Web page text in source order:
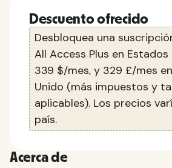
Descuento ofrecido
Desbloquea una
All Access Plus en
339 $/mes, y 329 £/mes
Unido (más impuestos y
aplicables). Los precios
país.
Acerca de